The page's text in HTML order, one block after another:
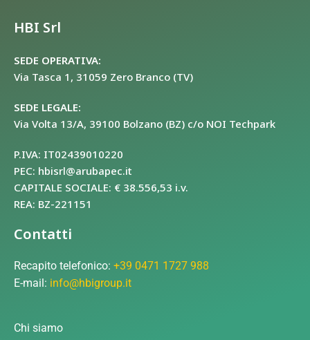
HBI Srl
SEDE OPERATIVA:
Via Tasca 1, 31059 Zero Branco (TV)
SEDE LEGALE:
Via Volta 13/A, 39100 Bolzano (BZ) c/o NOI Techpark
P.IVA: IT02439010220
PEC: hbisrl@arubapec.it
CAPITALE SOCIALE: € 38.556,53 i.v.
REA: BZ-221151
Contatti
Recapito telefonico:+39 0471 1727 988
E-mail: info@hbigroup.it
Chi siamo